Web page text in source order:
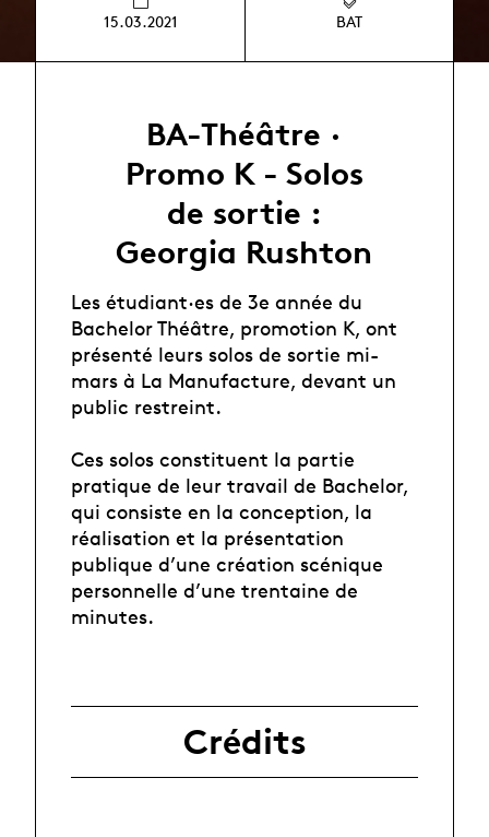
15.03.2021 BAT
BA-Théâtre ·
Promo K - Solos
de sortie :
Georgia Rushton
Les étudiant·es de 3e année du
Bachelor Théâtre, promotion K, ont
présenté leurs solos de sortie mi-
mars à La Manufacture, devant un
public restreint.
Ces solos constituent la partie
pratique de leur travail de Bachelor,
qui consiste en la conception, la
réalisation et la présentation
publique d’une création scénique
personnelle d’une trentaine de
minutes.
Crédits